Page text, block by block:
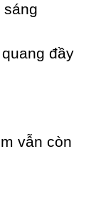
sáng
đầу
vẫn còn